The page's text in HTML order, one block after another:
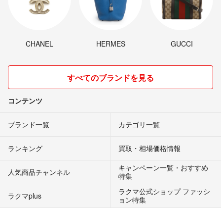
CHANEL HERMES GUCCI
すべてのブランドを見る
コンテンツ
ブランド一覧 カテゴリ一覧
ランキング 買取・相場価格情報
人気商品チャンネル
キャンペーン一覧・おすすめ
特集
ラクマplus
ラクマ公式ショップ ファッシ
ョン特集